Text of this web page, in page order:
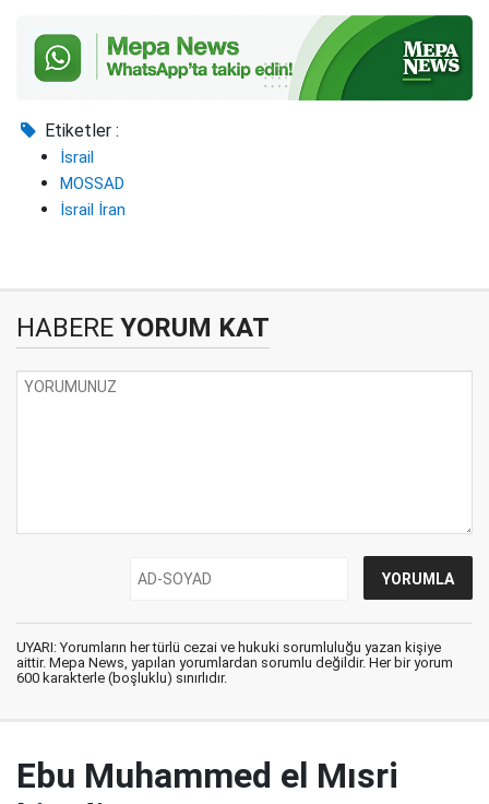
Etiketler :
İsrail
MOSSAD
İsrail İran
HABERE YORUM KAT
UYARI: Yorumların her türlü cezai ve hukuki sorumluluğu yazan kişiye
aittir. Mepa News, yapılan yorumlardan sorumlu değildir. Her bir yorum
600 karakterle (boşluklu) sınırlıdır.
Ebu Muhammed el Mısri